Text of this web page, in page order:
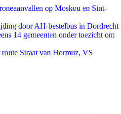
op Moskou en Sint-
door AH-bestelbus in Dordrecht
14 gemeenten onder toezicht om
Straat van Hormuz, VS